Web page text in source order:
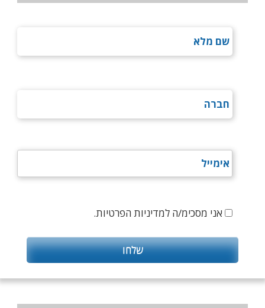
אני מסכימ/ה למדיניות הפרטיות.